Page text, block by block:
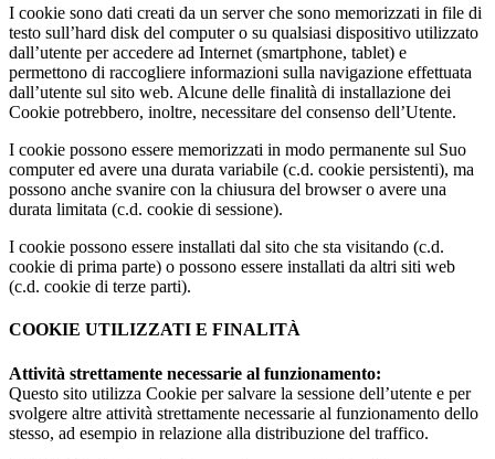
I cookie sono dati creati da un server che sono memorizzati in file di
testo sull’hard disk del computer o su qualsiasi dispositivo utilizzato
dall’utente per accedere ad Internet (smartphone, tablet) e
permettono di raccogliere informazioni sulla navigazione effettuata
dall’utente sul sito web. Alcune delle finalità di installazione dei
Cookie potrebbero, inoltre, necessitare del consenso dell’Utente.
I cookie possono essere memorizzati in modo permanente sul Suo
computer ed avere una durata variabile (c.d. cookie persistenti), ma
possono anche svanire con la chiusura del browser o avere una
durata limitata (c.d. cookie di sessione).
I cookie possono essere installati dal sito che sta visitando (c.d.
cookie di prima parte) o possono essere installati da altri siti web
(c.d. cookie di terze parti).
COOKIE UTILIZZATI E FINALITÀ
Attività strettamente necessarie al funzionamento:
Questo sito utilizza Cookie per salvare la sessione dell’utente e per
svolgere altre attività strettamente necessarie al funzionamento dello
stesso, ad esempio in relazione alla distribuzione del traffico.